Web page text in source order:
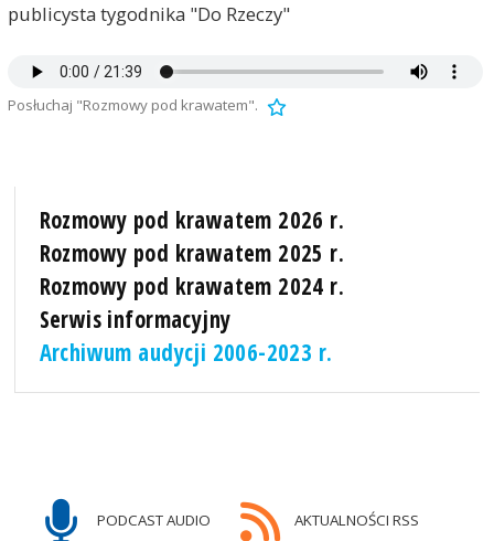
publicysta tygodnika "Do Rzeczy"
Posłuchaj "Rozmowy pod krawatem".
Rozmowy pod krawatem 2026 r.
Rozmowy pod krawatem 2025 r.
Rozmowy pod krawatem 2024 r.
Serwis informacyjny
Archiwum audycji 2006-2023 r.
PODCAST AUDIO AKTUALNOŚCI RSS